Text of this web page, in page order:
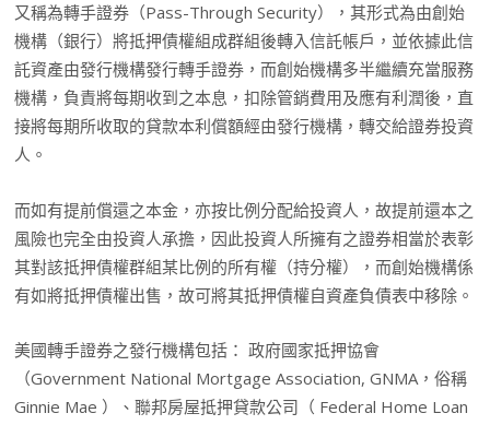
又稱為轉手證券（Pass-Through Security），其形式為由創始
機構（銀行）將抵押債權組成群組後轉入信託帳戶，並依據此信
託資產由發行機構發行轉手證券，而創始機構多半繼續充當服務
機構，負責將每期收到之本息，扣除管銷費用及應有利潤後，直
接將每期所收取的貸款本利償額經由發行機構，轉交給證券投資
人。
而如有提前償還之本金，亦按比例分配給投資人，故提前還本之
風險也完全由投資人承擔，因此投資人所擁有之證券相當於表彰
其對該抵押債權群組某比例的所有權（持分權），而創始機構係
有如將抵押債權出售，故可將其抵押債權自資產負債表中移除。
美國轉手證券之發行機構包括： 政府國家抵押協會
（Government National Mortgage Association, GNMA，俗稱
Ginnie Mae ）、聯邦房屋抵押貸款公司（ Federal Home Loan